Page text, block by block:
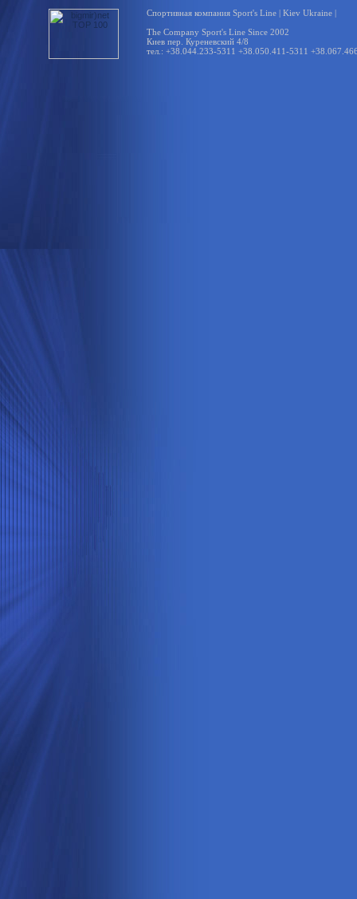
Спортивная компания Sport's Line | Kiev Ukraine |
The Company Sport's Line Since 2002
Киев пер. Куреневский 4/8
тел.: +38.044.233-5311 +38.050.411-5311